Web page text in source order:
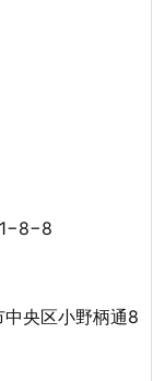
央区小野柄通8